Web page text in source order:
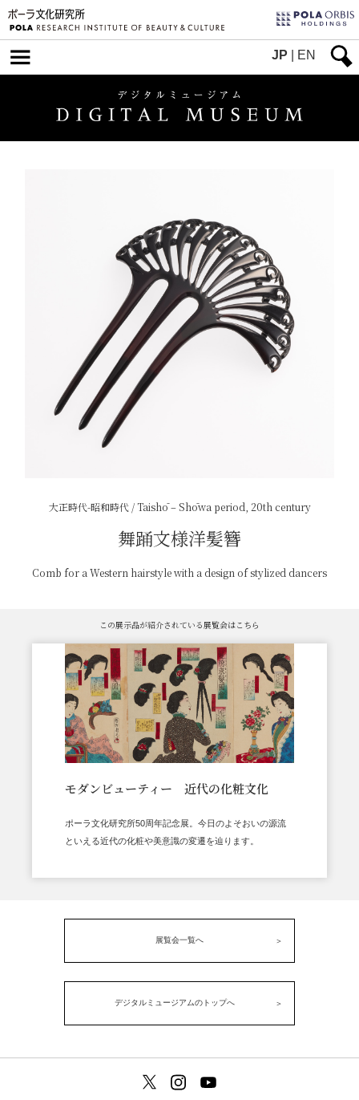
JP EN
大正時代-昭和時代 / Taishō – Shōwa period, 20th century
舞踊文様洋髪簪
Comb for a Western hairstyle with a design of stylized dancers
この展示品が紹介されている展覧会はこちら
モダンビューティー 近代の化粧文化
ポーラ文化研究所50周年記念展。今日のよそおいの源流
といえる近代の化粧や美意識の変遷を辿ります。
展覧会一覧へ
デジタルミュージアムのトップへ